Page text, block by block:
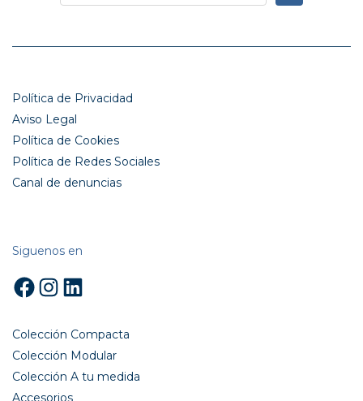
Política de Privacidad
Aviso Legal
Política de Cookies
Política de Redes Sociales
Canal de denuncias
Siguenos en
Facebook
Instagram
LinkedIn
Colección Compacta
Colección Modular
Colección A tu medida
Accesorios